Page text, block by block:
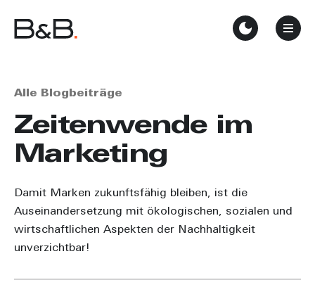
Alle Blogbeiträge
Zeitenwende im
Marketing
Damit Marken zukunftsfähig bleiben, ist die
Auseinandersetzung mit ökologischen, sozialen und
wirtschaftlichen Aspekten der Nachhaltigkeit
unverzichtbar!